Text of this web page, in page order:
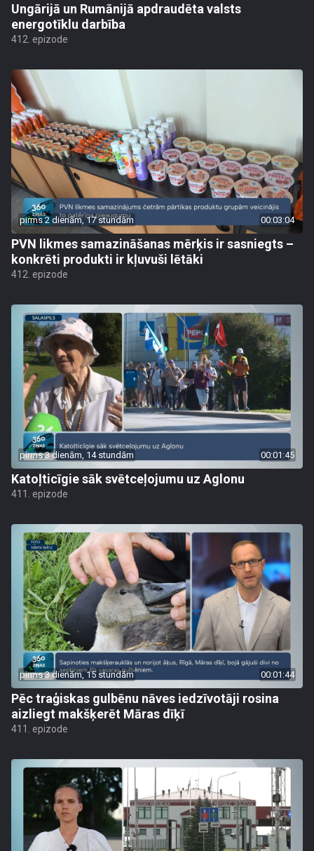
Ungārijā un Rumānijā apdraudēta valsts
energotīklu darbība
412. epizode
pirms 2 dienām, 17 stundām 00:03:04
PVN likmes samazināšanas mērķis ir sasniegts –
konkrēti produkti ir kļuvuši lētāki
412. epizode
pirms 3 dienām, 14 stundām 00:01:45
Katoļticīgie sāk svētceļojumu uz Aglonu
411. epizode
pirms 3 dienām, 15 stundām 00:01:44
Pēc traģiskas gulbēnu nāves iedzīvotāji rosina
aizliegt makšķerēt Māras dīķī
411. epizode